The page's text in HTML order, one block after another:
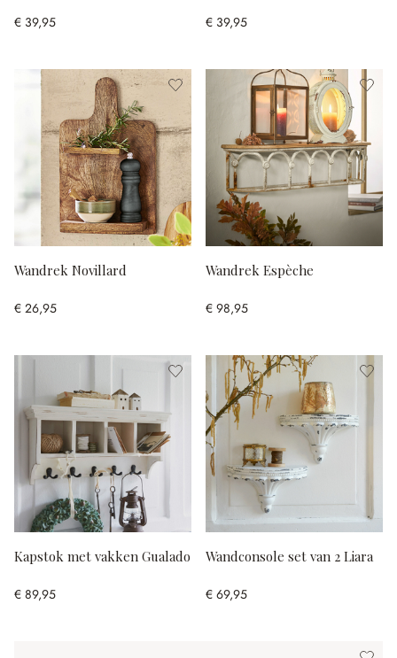
€ 39,95 € 39,95
Wandrek Novillard
€ 26,95
Wandrek Espèche
€ 98,95
Kapstok met vakken Gualado
€ 89,95
Wandconsole set van 2 Liara
€ 69,95